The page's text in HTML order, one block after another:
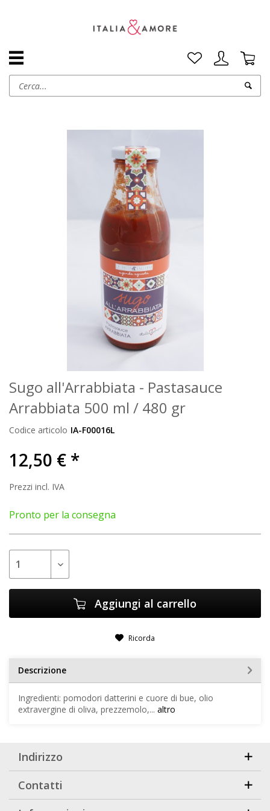
Sugo all'Arrabbiata - Pastasauce
Arrabbiata 500 ml / 480 gr
Codice articolo IA-F00016L
12,50 € *
Prezzi incl. IVA
Pronto per la consegna
Aggiungi al carrello
Ricorda
Descrizione
Ingredienti: pomodori datterini e cuore di bue, olio
extravergine di oliva, prezzemolo,... altro
Indirizzo
Contatti